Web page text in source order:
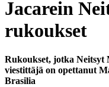
Jacarein
rukoukset
Rukoukset, jotka
viestittäjä on opettanut
Brasilia